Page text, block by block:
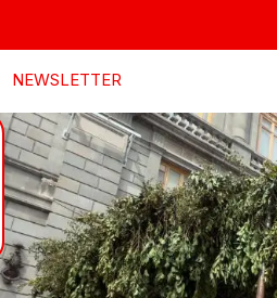
NEWSLETTER